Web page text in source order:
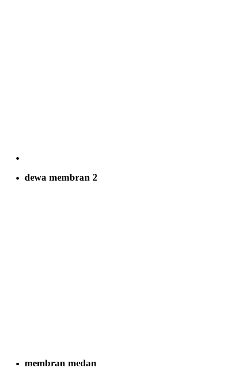
dewa membran 2
membran medan